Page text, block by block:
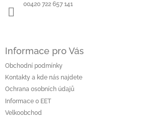
00420 722 657 141
Informace pro Vás
Obchodní podmínky
Kontakty a kde nás najdete
Ochrana osobních údajů
Informace o EET
Velkoobchod